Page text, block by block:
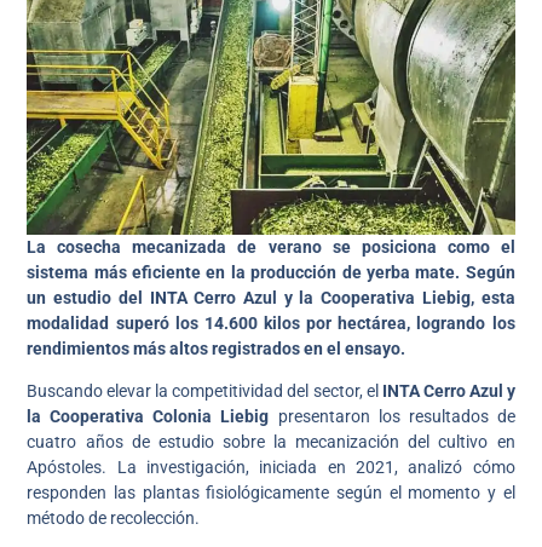
La cosecha mecanizada de verano se posiciona como el
sistema más eficiente en la producción de yerba mate. Según
un estudio del INTA Cerro Azul y la Cooperativa Liebig, esta
modalidad superó los 14.600 kilos por hectárea, logrando los
rendimientos más altos registrados en el ensayo.
Buscando elevar la competitividad del sector, el INTA Cerro Azul y
la Cooperativa Colonia Liebig presentaron los resultados de
cuatro años de estudio sobre la mecanización del cultivo en
Apóstoles. La investigación, iniciada en 2021, analizó cómo
responden las plantas fisiológicamente según el momento y el
método de recolección.